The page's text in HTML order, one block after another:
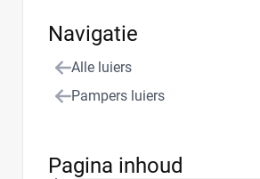
Navigatie
Alle luiers
Pampers luiers
Pagina inhoud